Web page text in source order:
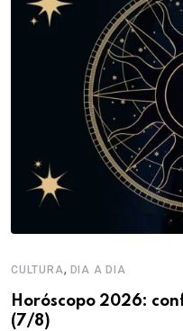
CULTURA, DIA A DIA
Horóscopo 2026:
(7/8)